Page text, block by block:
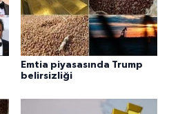
Emtia piyasasında Trump
belirsizliği